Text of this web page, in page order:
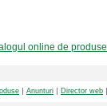
online de
Anunturi Director web